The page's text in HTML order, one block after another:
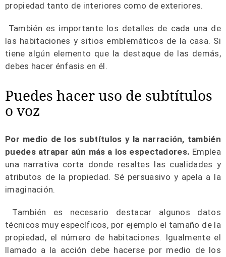
propiedad tanto de interiores como de exteriores.
También es importante los detalles de cada una de
las habitaciones y sitios emblemáticos de la casa. Si
tiene algún elemento que la destaque de las demás,
debes hacer énfasis en él.
Puedes hacer uso de subtítulos
o voz
Por medio de los subtítulos y la narración, también
puedes atrapar aún más a los espectadores. Emplea
una narrativa corta donde resaltes las cualidades y
atributos de la propiedad. Sé persuasivo y apela a la
imaginación.
También es necesario destacar algunos datos
técnicos muy específicos, por ejemplo el tamaño de la
propiedad, el número de habitaciones. Igualmente el
llamado a la acción debe hacerse por medio de los